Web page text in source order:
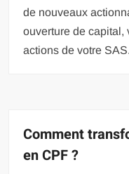
de nouveaux
ouverture de capital,
actions de votre
Comment
en CPF ?